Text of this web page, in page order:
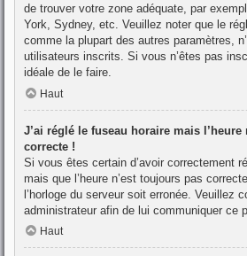
de trouver votre zone adéquate, par
York, Sydney, etc. Veuillez noter que le
comme la plupart des autres paramètres,
utilisateurs inscrits. Si vous n’êtes pas
idéale de le faire.
Haut
J’ai réglé le fuseau horaire mais l’heure
correcte !
Si vous êtes certain d’avoir correctement
mais que l’heure n’est toujours pas
l’horloge du serveur soit erronée. Veuillez
administrateur afin de lui communiquer ce
Haut